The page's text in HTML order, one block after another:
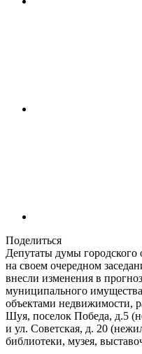
Поделиться
Депутаты думы
на своем очередном
внесли изменения в
муниципального
объектами недвижимости,
Шуя, поселок Победа, д.5
и ул. Советская, д. 20
библиотеки, музея,